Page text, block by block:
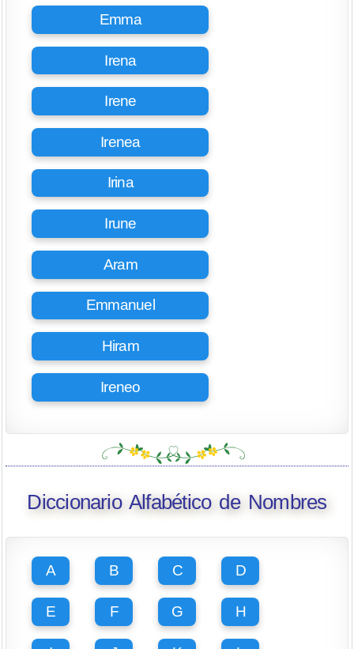
Emma
Irena
Irene
Irenea
Irina
Irune
Aram
Emmanuel
Hiram
Ireneo
Diccionario Alfabético de Nombres
A B C D
E F G H